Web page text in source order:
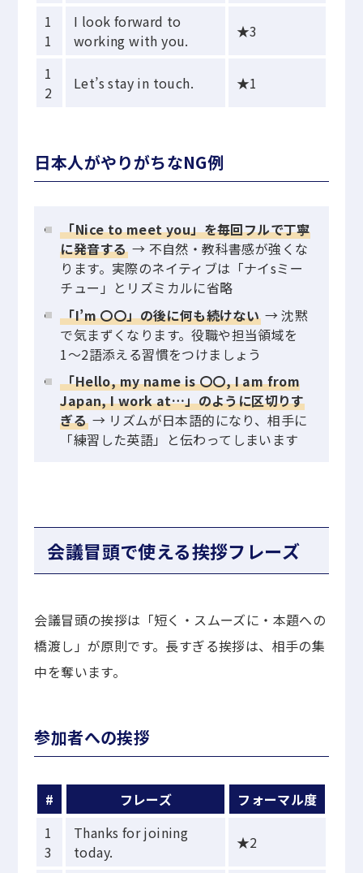
1
1
I look forward to
working with you.
★3
1
2
Let’s stay in touch. ★1
日本人がやりがちなNG例
「Nice to meet you」を毎回フルで丁寧
に発音する → 不自然・教科書感が強くな
ります。実際のネイティブは「ナイsミー
チュー」とリズミカルに省略
「I’m 〇〇」の後に何も続けない → 沈黙
で気まずくなります。役職や担当領域を
1〜2語添える習慣をつけましょう
「Hello, my name is 〇〇, I am from
Japan, I work at…」のように区切りす
ぎる → リズムが日本語的になり、相手に
「練習した英語」と伝わってしまいます
会議冒頭で使える挨拶フレーズ
会議冒頭の挨拶は「短く・スムーズに・本題への
橋渡し」が原則です。長すぎる挨拶は、相手の集
中を奪います。
参加者への挨拶
# フレーズ
フォーマル度
1
3
Thanks for joining
today.
★2